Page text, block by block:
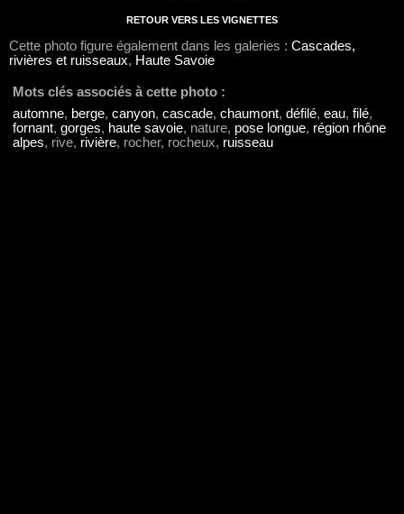
RETOUR VERS LES VIGNETTES
Cette photo figure également dans les galeries : Cascades,
rivières et ruisseaux, Haute Savoie
Mots clés associés à cette photo :
automne, berge, canyon, cascade, chaumont, défilé, eau, filé,
fornant, gorges, haute savoie, nature, pose longue, région rhône
alpes, rive, rivière, rocher, rocheux, ruisseau